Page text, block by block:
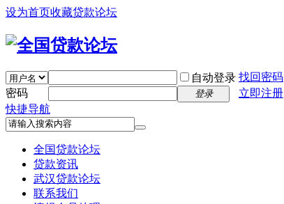
设为首页收藏贷款论坛
自动登录 找回密码
密码
登录
立即注册
快捷导航
全国贷款论坛
贷款资讯
武汉贷款论坛
联系我们